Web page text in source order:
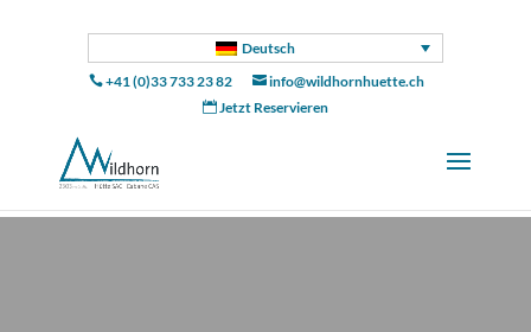
Deutsch
+41 (0)33 733 23 82 info@wildhornhuette.ch
Jetzt Reservieren